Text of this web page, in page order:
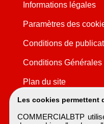
Les cookies permettent
COMMERCIALBTP
Informations légales
Paramètres des
Conditions de
Conditions Générales
Plan du site